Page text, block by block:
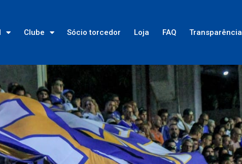
Clube Sócio torcedor Loja FAQ Transparência